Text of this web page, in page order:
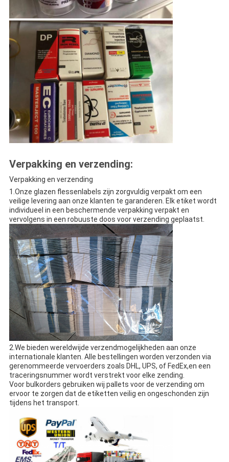
Verpakking en verzending:
Verpakking en verzending
1.Onze glazen flessenlabels zijn zorgvuldig verpakt om een
veilige levering aan onze klanten te garanderen. Elk etiket wordt
individueel in een beschermende verpakking verpakt en
vervolgens in een robuuste doos voor verzending geplaatst.
2.We bieden wereldwijde verzendmogelijkheden aan onze
internationale klanten. Alle bestellingen worden verzonden via
gerenommeerde vervoerders zoals DHL, UPS, of FedEx,en een
traceringsnummer wordt verstrekt voor elke zending.
Voor bulkorders gebruiken wij pallets voor de verzending om
ervoor te zorgen dat de etiketten veilig en ongeschonden zijn
tijdens het transport.